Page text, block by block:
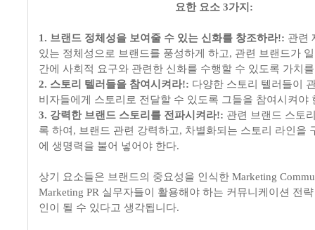
요한 요소 3가지:
1. 브랜드 정체성을 보여줄 수 있는 신화를 창조하라!: 관련
있는 정체성으로 브랜드를 풍성하게 하고, 관련 브랜드가
간에 사회적 요구와 관련한 신화를 수행할 수 있도록 가치
2. 스토리 텔러들을 참여시켜라!: 다양한 스토리 텔러들이
비자들에게 스토리로 전달할 수 있도록 그들을 참여시켜야
3. 강력한 브랜드 스토리를 전파시켜라!: 관련 브랜드 스토
록 하여, 브랜드 관련 강력하고, 차별화되는 스토리 라인을
에 생명력을 불어 넣어야 한다.
상기 요소들은 브랜드의 중요성을 인식한 Marketing
Marketing PR 실무자들이 활용해야 하는 커뮤니케이션 전
인이 될 수 있다고 생각됩니다.